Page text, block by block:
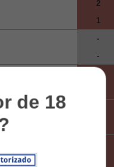
2
1
-
-
de 18